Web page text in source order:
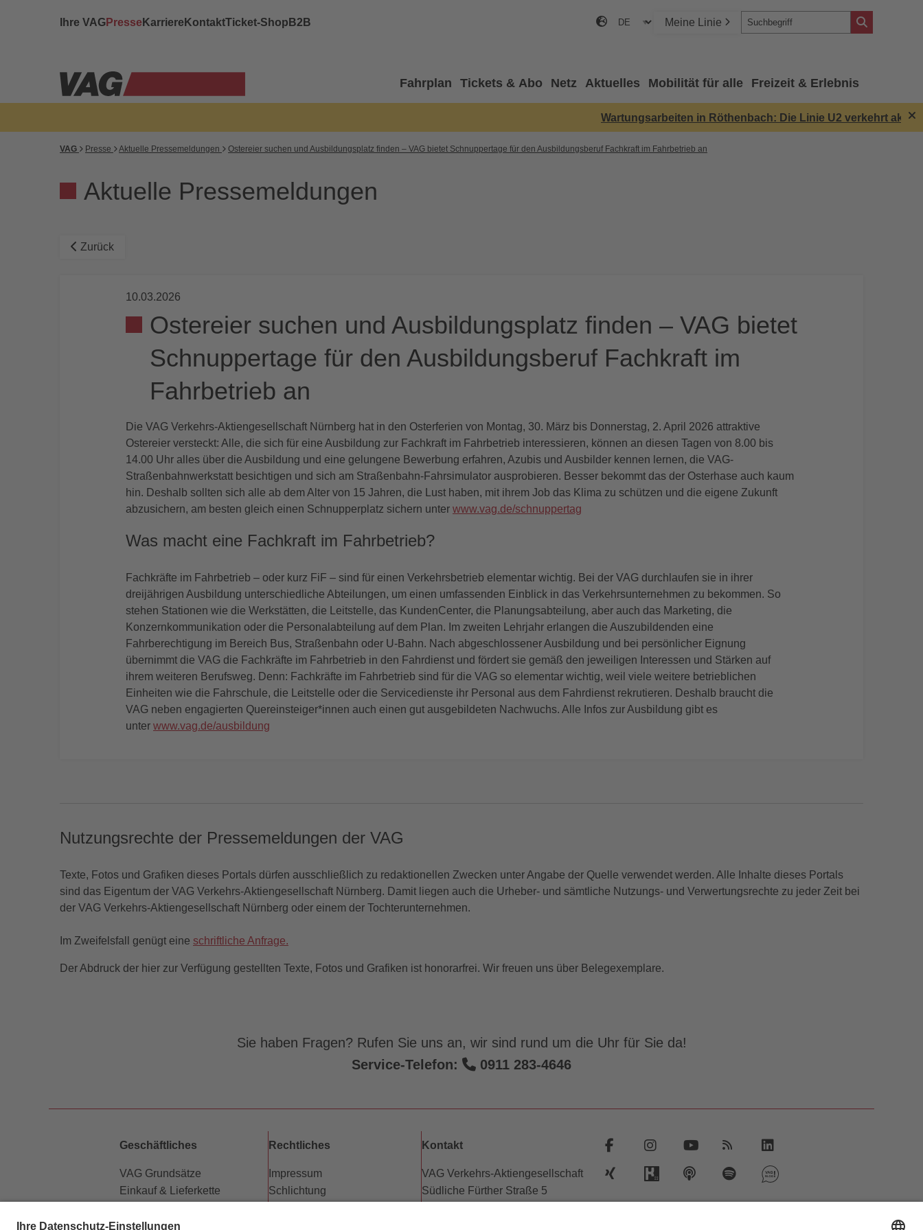
Ihre VAGPresse Karriere KontaktTicket-Shop B2B Meine Linie
Fahrplan Tickets & Abo Netz Aktuelles Mobilität für alle Freizeit & Erlebnis
Wartungsarbeiten in Röthenbach: Die Linie U2 verkehrt aktuell
VAG Presse Aktuelle Pressemeldungen Ostereier suchen und Ausbildungsplatz finden – VAG bietet Schnuppertage für den Ausbildungsberuf Fachkraft im Fahrbetrieb an
Aktuelle Pressemeldungen
Zurück
10.03.2026
Ostereier suchen und Ausbildungsplatz finden – VAG bietet
Schnuppertage für den Ausbildungsberuf Fachkraft im
Fahrbetrieb an
Die VAG Verkehrs-Aktiengesellschaft Nürnberg hat in den Osterferien von Montag, 30. März bis Donnerstag, 2. April 2026 attraktive
Ostereier versteckt: Alle, die sich für eine Ausbildung zur Fachkraft im Fahrbetrieb interessieren, können an diesen Tagen von 8.00 bis
14.00 Uhr alles über die Ausbildung und eine gelungene Bewerbung erfahren, Azubis und Ausbilder kennen lernen, die VAG-
Straßenbahnwerkstatt besichtigen und sich am Straßenbahn-Fahrsimulator ausprobieren. Besser bekommt das der Osterhase auch kaum
hin. Deshalb sollten sich alle ab dem Alter von 15 Jahren, die Lust haben, mit ihrem Job das Klima zu schützen und die eigene Zukunft
abzusichern, am besten gleich einen Schnupperplatz sichern unter www.vag.de/schnuppertag
Was macht eine Fachkraft im Fahrbetrieb?
Fachkräfte im Fahrbetrieb – oder kurz FiF – sind für einen Verkehrsbetrieb elementar wichtig. Bei der VAG durchlaufen sie in ihrer
dreijährigen Ausbildung unterschiedliche Abteilungen, um einen umfassenden Einblick in das Verkehrsunternehmen zu bekommen. So
stehen Stationen wie die Werkstätten, die Leitstelle, das KundenCenter, die Planungsabteilung, aber auch das Marketing, die
Konzernkommunikation oder die Personalabteilung auf dem Plan. Im zweiten Lehrjahr erlangen die Auszubildenden eine
Fahrberechtigung im Bereich Bus, Straßenbahn oder U-Bahn. Nach abgeschlossener Ausbildung und bei persönlicher Eignung
übernimmt die VAG die Fachkräfte im Fahrbetrieb in den Fahrdienst und fördert sie gemäß den jeweiligen Interessen und Stärken auf
ihrem weiteren Berufsweg. Denn: Fachkräfte im Fahrbetrieb sind für die VAG so elementar wichtig, weil viele weitere betrieblichen
Einheiten wie die Fahrschule, die Leitstelle oder die Servicedienste ihr Personal aus dem Fahrdienst rekrutieren. Deshalb braucht die
VAG neben engagierten Quereinsteiger*innen auch einen gut ausgebildeten Nachwuchs. Alle Infos zur Ausbildung gibt es
unter www.vag.de/ausbildung
Nutzungsrechte der Pressemeldungen der VAG
Texte, Fotos und Grafiken dieses Portals dürfen ausschließlich zu redaktionellen Zwecken unter Angabe der Quelle verwendet werden. Alle Inhalte dieses Portals
sind das Eigentum der VAG Verkehrs-Aktiengesellschaft Nürnberg. Damit liegen auch die Urheber- und sämtliche Nutzungs- und Verwertungsrechte zu jeder Zeit bei
der VAG Verkehrs-Aktiengesellschaft Nürnberg oder einem der Tochterunternehmen.
Im Zweifelsfall genügt eine schriftliche Anfrage.
Der Abdruck der hier zur Verfügung gestellten Texte, Fotos und Grafiken ist honorarfrei. Wir freuen uns über Belegexemplare.
Sie haben Fragen? Rufen Sie uns an, wir sind rund um die Uhr für Sie da!
Service-Telefon:
0911 283-4646
Geschäftliches
VAG Grundsätze
Einkauf & Lieferkette
Vermietung Werbeflächen
Rechtliches
Impressum
Schlichtung
Kontakt
VAG Verkehrs-Aktiengesellschaft
Südliche Fürther Straße 5